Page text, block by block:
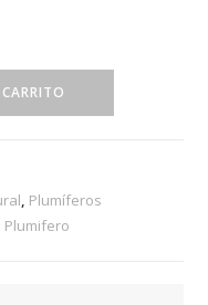
, Plumíferos
Plumifero